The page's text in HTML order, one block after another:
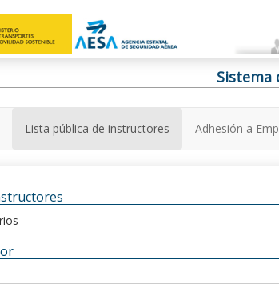
Sistema
Lista pública de instructores Adhesión a